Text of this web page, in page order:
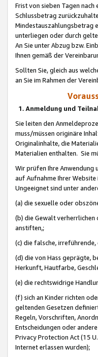
Frist von sieben Tagen
Schlussbetrag
Mindestauszahlungsbetrag
unterliegen oder durch
An Sie unter Abzug bzw.
Ihnen gemäß der
Sollten Sie, gleich aus
an Sie im Rahmen der
1. Anmeldung und
Sie leiten den
muss/müssen originäre
Originalinhalte, die
Materialien enthalten. Sie
Wir prüfen Ihre Anwendung
auf Aufnahme Ihrer
Ungeeignet sind unter
(a) die sexuelle oder
(b) die Gewalt
anstiften,;
(c) die falsche,
(d) die von Hass geprägte,
Herkunft, Hautfarbe,
(e) die rechtswidrige
(f) sich an Kinder richten
geltenden Gesetzen
Regeln, Vorschriften,
Entscheidungen oder
Privacy Protection Act (15
Internet erlassen wurden);